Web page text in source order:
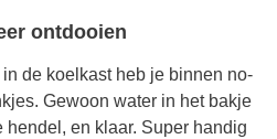
ontdooien
de koelkast heb je binnen no-
Gewoon water in het bakje
en klaar. Super handig